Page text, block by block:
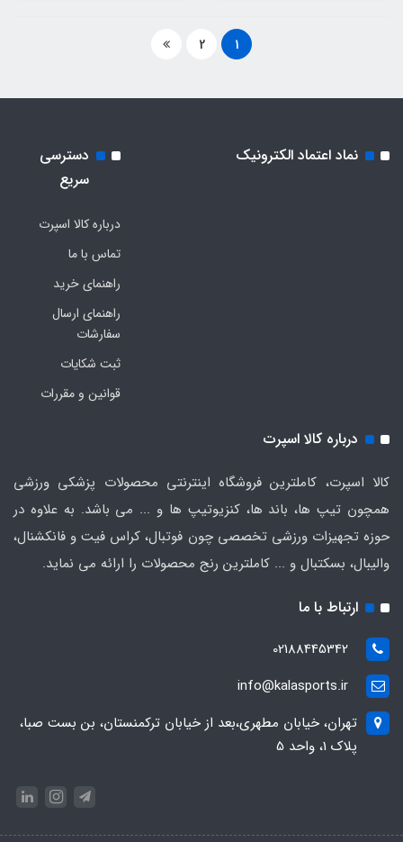
1
2
نماد اعتماد الکترونیک
دسترسی
سریع
درباره کالا اسپرت
تماس با ما
راهنمای خرید
راهنمای ارسال
سفارشات
ثبت شکایات
قوانین و مقررات
درباره کالا اسپرت
کالا اسپرت، کاملترین فروشگاه اینترنتی محصولات پزشکی ورزشی
همچون تیپ ها، باند ها، کنزیوتیپ ها و ... می باشد. به علاوه در
حوزه تجهیزات ورزشی تخصصی چون فوتبال، کراس فیت و فانکشنال،
والیبال، بسکتبال و ... کاملترین رنج محصولات را ارائه می نماید.
ارتباط با ما
02188445342
info@kalasports.ir
تهران، خیابان مطهری،بعد از خیابان ترکمنستان، بن بست صبا،
پلاک 1، واحد 5